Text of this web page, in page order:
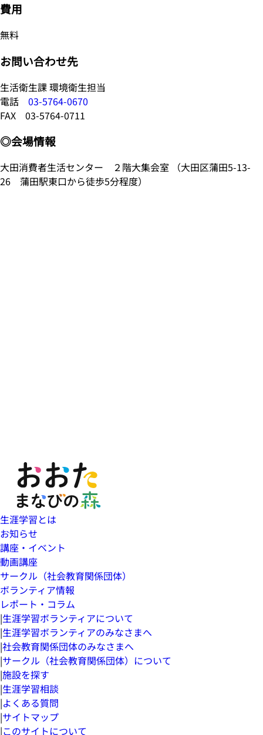
費用
無料
お問い合わせ先
生活衛生課 環境衛生担当
電話 03-5764-0670
FAX 03-5764-0711
◎会場情報
大田消費者生活センター ２階大集会室 （大田区蒲田5-13-
26 蒲田駅東口から徒歩5分程度）
生涯学習とは
お知らせ
講座・イベント
動画講座
サークル（社会教育関係団体）
ボランティア情報
レポート・コラム
|生涯学習ボランティアについて
|生涯学習ボランティアのみなさまへ
|社会教育関係団体のみなさまへ
|サークル（社会教育関係団体）について
|施設を探す
|生涯学習相談
|よくある質問
|サイトマップ
|このサイトについて